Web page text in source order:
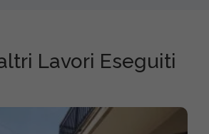
Lavori Eseguiti